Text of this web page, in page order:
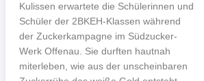
Kulissen erwartete die Schülerinnen und
Schüler der 2BKEH-Klassen während
der Zuckerkampagne im Südzucker-
Werk Offenau. Sie durften hautnah
miterleben, wie aus der unscheinbaren